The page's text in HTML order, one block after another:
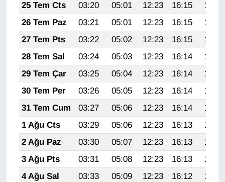
25 Tem Cts
03:20 05:01 12:23 16:15
19:36
26 Tem Paz
03:21 05:01 12:23 16:15
19:35
27 Tem Pts
03:22 05:02 12:23 16:15
19:34
28 Tem Sal
03:24 05:03 12:23 16:14
19:33
29 Tem Çar
03:25 05:04 12:23 16:14
19:32
30 Tem Per
03:26 05:05 12:23 16:14
19:31
31 Tem Cum
03:27 05:06 12:23 16:14
19:31
1 Ağu Cts
03:29 05:06 12:23 16:13
19:30
2 Ağu Paz
03:30 05:07 12:23 16:13
19:29
3 Ağu Pts
03:31 05:08 12:23 16:13
19:28
4 Ağu Sal
03:33 05:09 12:23 16:12
19:27
Kim Kimdir?
Kültür & Sanat
KURDÎ
MAGAZİN
MEDYA
ONE EKONOMİ
POLİTİKA